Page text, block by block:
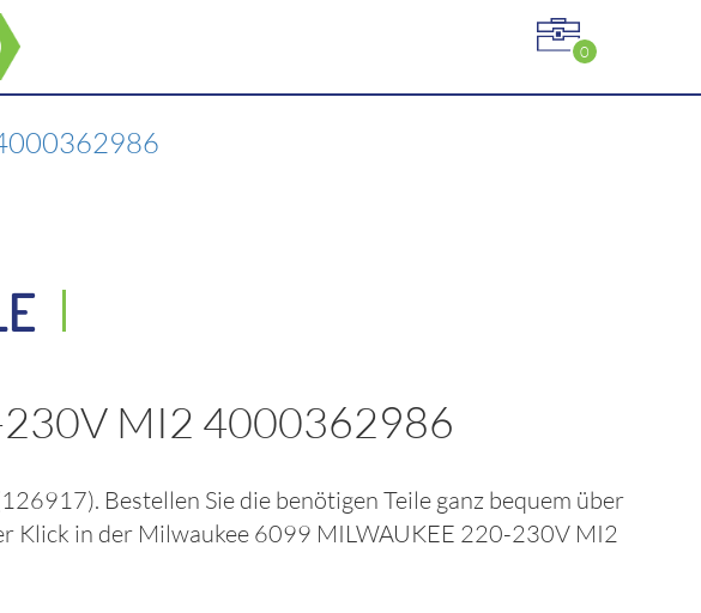
0
MI2 4000362986
. Bestellen Sie die benötigen Teile ganz bequem über
Klick in der Milwaukee 6099 MILWAUKEE 220-230V MI2